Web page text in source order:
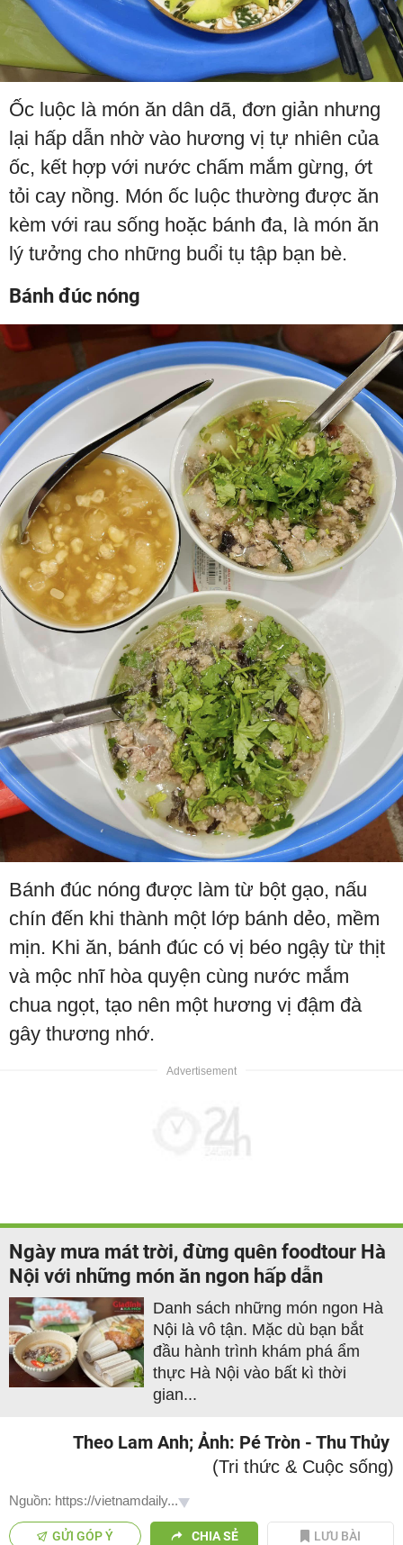
Ốc luộc là món ăn dân dã, đơn giản nhưng
lại hấp dẫn nhờ vào hương vị tự nhiên của
ốc, kết hợp với nước chấm mắm gừng, ớt
tỏi cay nồng. Món ốc luộc thường được ăn
kèm với rau sống hoặc bánh đa, là món ăn
lý tưởng cho những buổi tụ tập bạn bè.
Bánh đúc nóng
Bánh đúc nóng được làm từ bột gạo, nấu
chín đến khi thành một lớp bánh dẻo, mềm
mịn. Khi ăn, bánh đúc có vị béo ngậy từ thịt
và mộc nhĩ hòa quyện cùng nước mắm
chua ngọt, tạo nên một hương vị đậm đà
gây thương nhớ.
Ngày mưa mát trời, đừng quên foodtour Hà
Nội với những món ăn ngon hấp dẫn
Danh sách những món ngon Hà
Nội là vô tận. Mặc dù bạn bắt
đầu hành trình khám phá ẩm
thực Hà Nội vào bất kì thời
gian...
Theo Lam Anh; Ảnh: Pé Tròn - Thu Thủy
(Tri thức & Cuộc sống)
Nguồn: https://vietnamdaily...
GỬI GÓP Ý CHIA SẺ LƯU BÀI